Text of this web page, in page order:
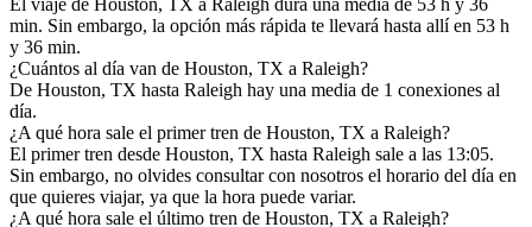
El viaje de Houston, TX a Raleigh dura una media de 53 h y 36
min. Sin embargo, la opción más rápida te llevará hasta allí en 53 h
y 36 min.
¿Cuántos al día van de Houston, TX a Raleigh?
De Houston, TX hasta Raleigh hay una media de 1 conexiones al
día.
¿A qué hora sale el primer tren de Houston, TX a Raleigh?
El primer tren desde Houston, TX hasta Raleigh sale a las 13:05.
Sin embargo, no olvides consultar con nosotros el horario del día en
que quieres viajar, ya que la hora puede variar.
¿A qué hora sale el último tren de Houston, TX a Raleigh?